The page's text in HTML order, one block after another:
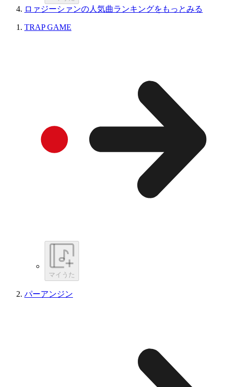
ロァジーシァンの人気曲ランキングをもっとみる
TRAP GAME
マイうた
パーアンジン